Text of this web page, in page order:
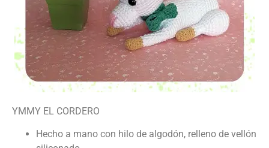
YMMY EL CORDERO
Hecho a mano con hilo de algodón, relleno de vellón